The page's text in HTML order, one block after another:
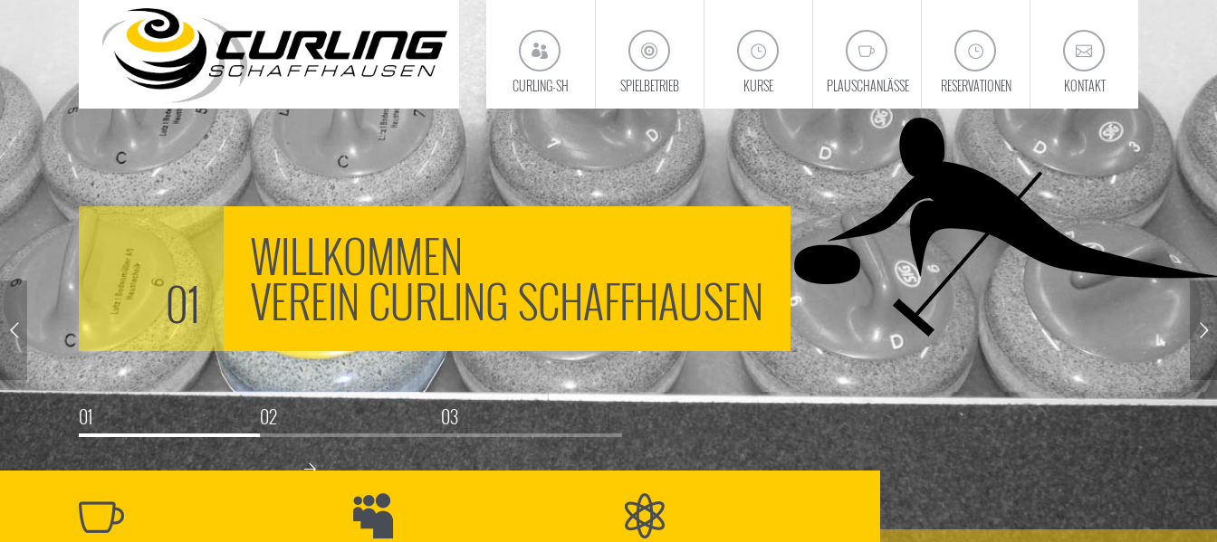
CURLING-SH SPIELBETRIEB KURSE PLAUSCHANLÄSSE RESERVATIONEN KONTAKT
WILLKOMMEN
VEREIN CURLING SCHAFFHAUSEN
01